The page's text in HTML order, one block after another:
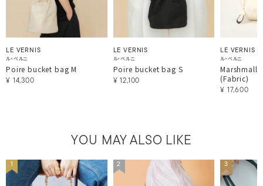
LE VERNIS
ル・ベルニ
Poire bucket bag M
¥ 14,300
LE VERNIS
ル・ベルニ
Poire bucket bag S
¥ 12,100
LE VERNIS
ル・ベルニ
(Fabric)
¥ 17,600
YOU MAY ALSO LIKE
1 2 3